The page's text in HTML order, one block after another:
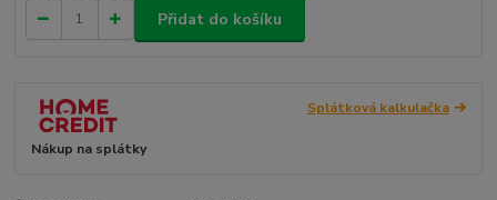
Přidat do košíku
Splátková kalkulačka
Nákup na splátky